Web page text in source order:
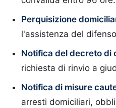
Perquisizione
l'assistenza del
Notifica del decreto di
richiesta di rinvio a
Notifica di misure
arresti domiciliari,